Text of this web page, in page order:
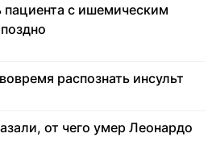
пациента с ишемическим
распознать инсульт
от чего умер Леонардо